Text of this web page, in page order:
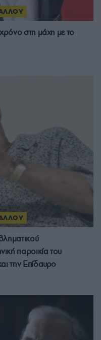
στη μάχη με το
παροικία του
την Επίδαυρο